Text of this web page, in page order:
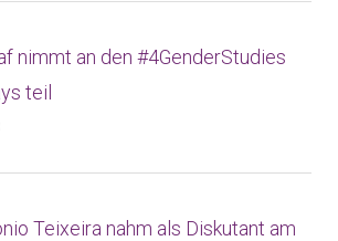
nimmt an den #4GenderStudies
teil
Teixeira nahm als Diskutant am